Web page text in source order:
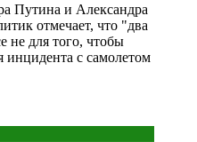
Путина и Александра
отмечает, что "два
не для того, чтобы
инцидента с самолетом